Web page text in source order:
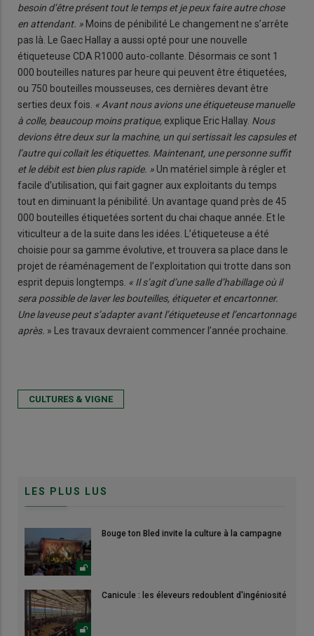
besoin d’être présent tout le temps et je peux faire autre chose
en attendant. » Moins de pénibilité Le changement ne s’arrête
pas là. Le Gaec Hallay a aussi opté pour une nouvelle
étiqueteuse CDA R1000 auto-collante. Désormais ce sont 1
000 bouteilles natures par heure qui peuvent être étiquetées,
ou 750 bouteilles mousseuses, ces dernières devant être
serties deux fois. « Avant nous avions une étiqueteuse manuelle
à colle, beaucoup moins pratique, explique Eric Hallay. Nous
devions être deux sur la machine, un qui sertissait les capsules et
l’autre qui collait les étiquettes. Maintenant, une personne suffit
et le débit est bien plus rapide. » Un matériel simple à régler et
facile d’utilisation, qui fait gagner aux exploitants du temps
tout en diminuant la pénibilité. Un avantage quand près de 45
000 bouteilles étiquetées sortent du chai chaque année. Et le
viticulteur a de la suite dans les idées. L’étiqueteuse a été
choisie pour sa gamme évolutive, et trouvera sa place dans le
projet de réaménagement de l’exploitation qui trotte dans son
esprit depuis longtemps. « Il s’agit d’une salle d’habillage où il
sera possible de laver les bouteilles, étiqueter et encartonner.
Une laveuse peut s’adapter avant l’étiqueteuse et l’encartonnage
après. » Les travaux devraient commencer l’année prochaine.
CULTURES & VIGNE
LES PLUS LUS
Bouge ton Bled invite la culture à la campagne
Canicule : les éleveurs redoublent d'ingéniosité